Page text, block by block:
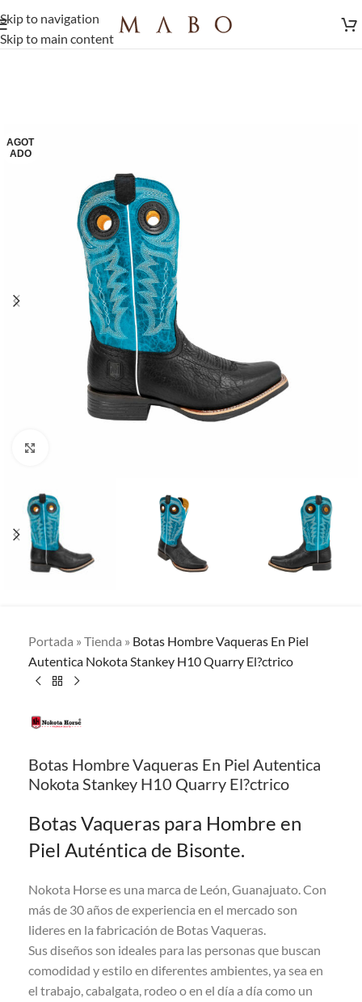
Skip to navigation
Skip to main content
AGOT
ADO
Portada » Tienda » Botas Hombre Vaqueras En Piel
Autentica Nokota Stankey H10 Quarry El?ctrico
Botas Hombre Vaqueras En Piel Autentica
Nokota Stankey H10 Quarry El?ctrico
Botas Vaqueras para Hombre en
Piel Auténtica de Bisonte.
Nokota Horse es una marca de León, Guanajuato. Con
más de 30 años de experiencia en el mercado son
lideres en la fabricación de Botas Vaqueras.
Sus diseños son ideales para las personas que buscan
comodidad y estilo en diferentes ambientes, ya sea en
el trabajo, cabalgata, rodeo o en el día a día como un